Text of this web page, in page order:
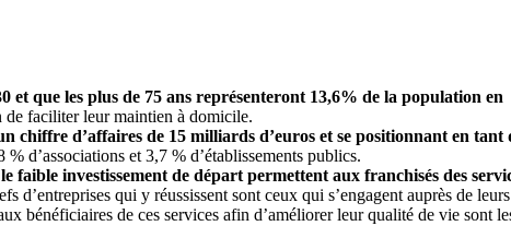
et que les plus de 75 ans représenteront 13,6% de la population en
de faciliter leur maintien à domicile.
chiffre d’affaires de 15 milliards d’euros et se positionnant en
d’associations et 3,7 % d’établissements publics.
faible investissement de départ permettent aux franchisés des
d’entreprises qui y réussissent sont ceux qui s’engagent auprès de
bénéficiaires de ces services afin d’améliorer leur qualité de vie sont